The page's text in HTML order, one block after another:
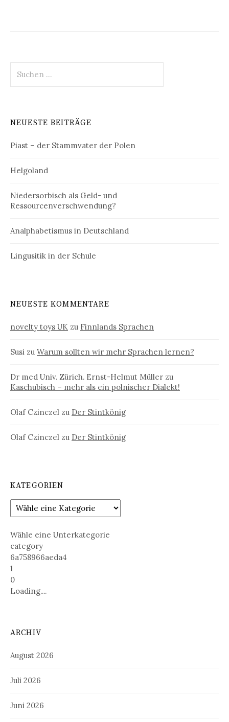
nach:
NEUESTE BEITRÄGE
Piast – der Stammvater der Polen
Helgoland
Niedersorbisch als Geld- und
Ressourcenverschwendung?
Analphabetismus in Deutschland
Lingusitik in der Schule
NEUESTE KOMMENTARE
novelty toys UK zu Finnlands Sprachen
Susi zu Warum sollten wir mehr Sprachen lernen?
Dr med Univ. Zürich. Ernst-Helmut Müller zu
Kaschubisch – mehr als ein polnischer Dialekt!
Olaf Czinczel zu Der Stintkönig
Olaf Czinczel zu Der Stintkönig
KATEGORIEN
Wähle eine Unterkategorie
category
6a758966aeda4
1
0
Loading....
ARCHIV
August 2026
Juli 2026
Juni 2026